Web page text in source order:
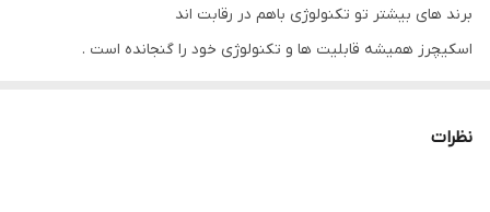
برند های بیشتر تو تکنولوژی باهم در رقابت اند
اسکیچرز همیشه قابلیت ها و تکنولوژی خود را گنجانده است .
نظرات